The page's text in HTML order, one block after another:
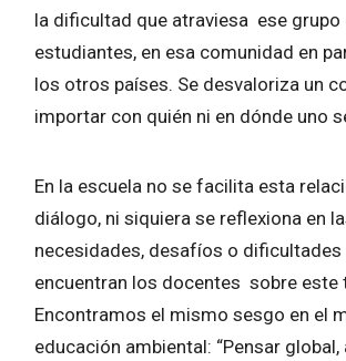
la dificultad que atraviesa ese grupo
estudiantes, en esa comunidad en
los otros países. Se desvaloriza un
importar con quién ni en dónde uno
En la escuela no se facilita esta
diálogo, ni siquiera se reflexiona en
necesidades, desafíos o dificultades
encuentran los docentes sobre este
Encontramos el mismo sesgo en el
educación ambiental: “Pensar global,